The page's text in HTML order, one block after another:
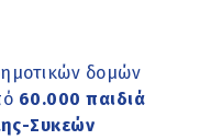
δομών
60.000 παιδιά
Συκεών